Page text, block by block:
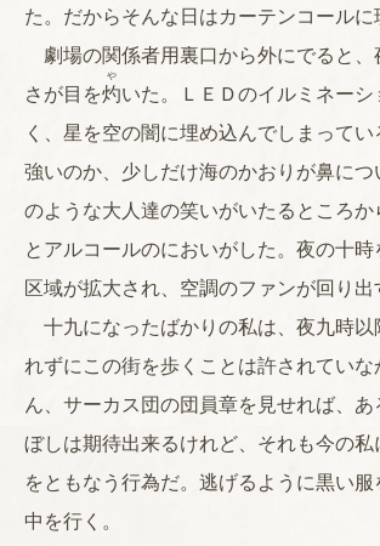
た。だからそんな日はカーテンコールに
劇場の関係者用裏口から外にでると、
さが目を灼
や
いた。ＬＥＤのイルミネー
く、星を空の闇に埋め込んでしまって
強いのか、少しだけ海のかおりが鼻につ
のような大人達の笑いがいたるところ
とアルコールのにおいがした。夜の十
区域が拡大され、空調のファンが回り出
十九になったばかりの私は、夜九時以
れずにこの街を歩くことは許されていな
ん、サーカス団の団員章を見せれば、あ
ぼしは期待出来るけれど、それも今の
をともなう行為だ。逃げるように黒い
中を行く。